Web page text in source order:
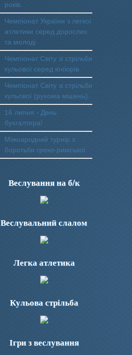
років.
Чемпіонат України з легкої
атлетики серед дорослих
та молоді
Чемпіонат Світу зі стрільби
кульової серед юніорів.
Чемпіонат Світу зі стрільби
кульової (рухома мішень).
16 липня - День
бухгалтера!
Міжнародний турнір з
боротьби греко-римської.
Веслування на б/к
Веслувальний слалом
Легка атлетика
Кульова стрільба
Ігри з веслування